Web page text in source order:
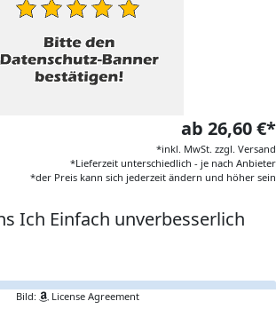
ab 26,60 €*
*inkl. MwSt. zzgl. Versand
*Lieferzeit unterschiedlich - je nach Anbieter
*der Preis kann sich jederzeit ändern und höher sein
Ich Einfach unverbesserlich
Bild: License Agreement